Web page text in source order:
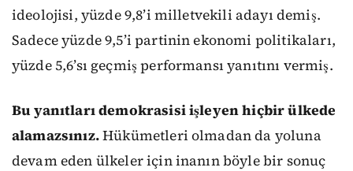
ideolojisi, yüzde 9,8’i milletvekili adayı demiş.
Sadece yüzde 9,5’i partinin ekonomi politikaları,
yüzde 5,6’sı geçmiş performansı yanıtını vermiş.
Bu yanıtları demokrasisi işleyen hiçbir ülkede
alamazsınız.Hükümetleri olmadan da yoluna
devam eden ülkeler için inanın böyle bir sonuç